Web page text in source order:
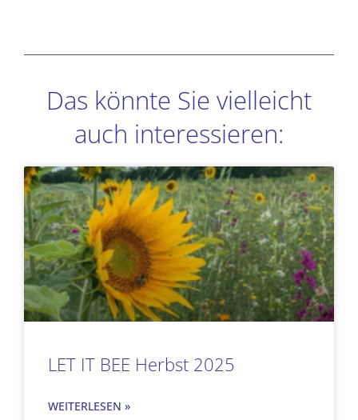
Das könnte Sie vielleicht
auch interessieren:
LET IT BEE Herbst 2025
WEITERLESEN »
SeiteSeiteSeiteSeite Seite